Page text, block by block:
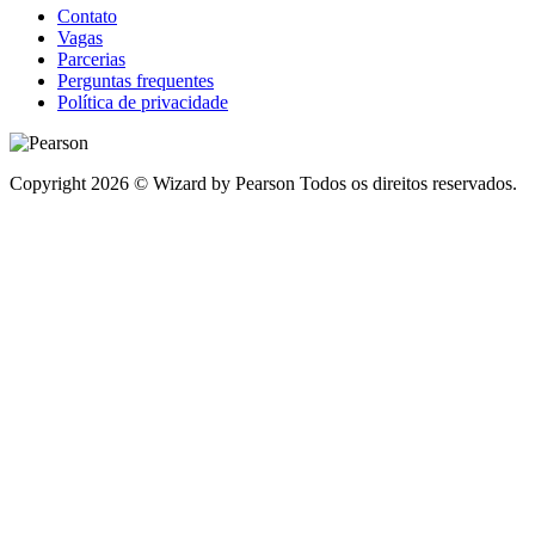
Contato
Vagas
Parcerias
Perguntas frequentes
Política de privacidade
Copyright 2026 © Wizard by Pearson Todos os direitos reservados.